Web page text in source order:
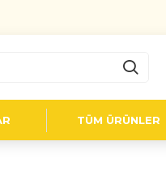
TÜM ÜRÜNLER